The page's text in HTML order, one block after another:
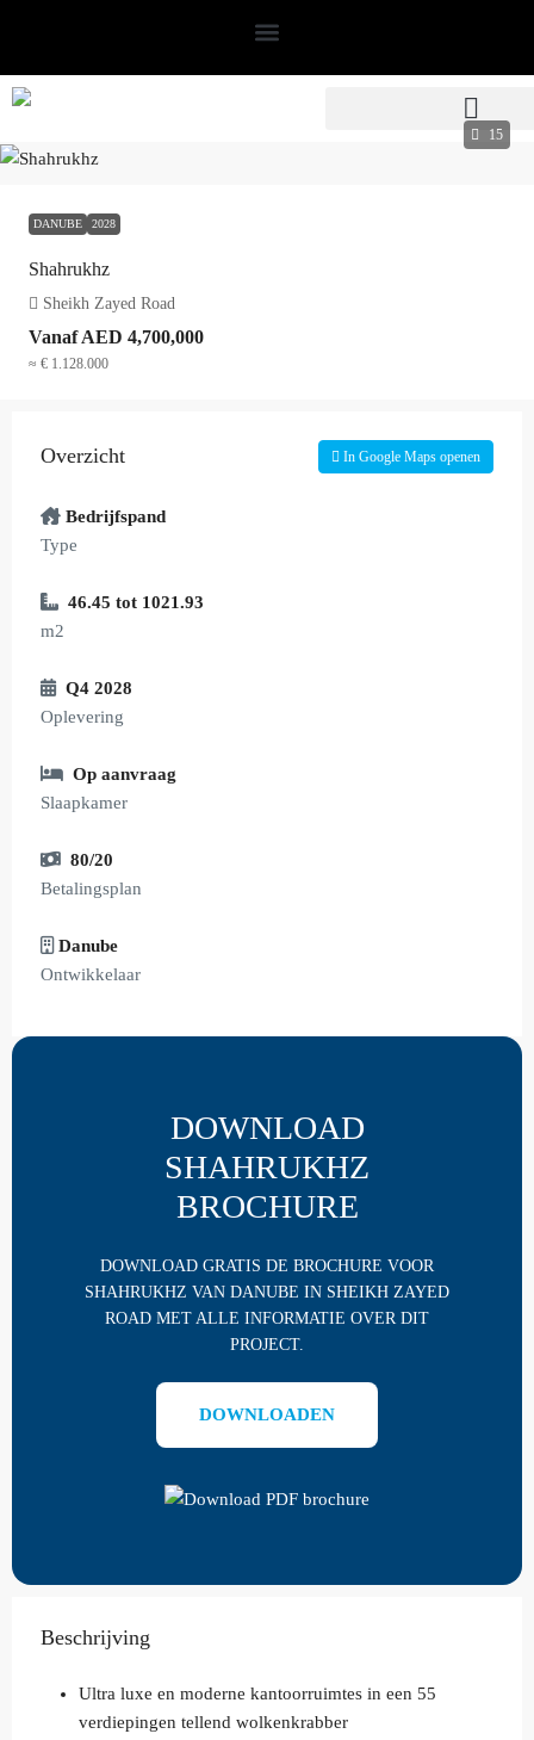
15
DANUBE 2028
Shahrukhz
Sheikh Zayed Road
VanafAED 4,700,000
≈ € 1.128.000
Overzicht In Google Maps openen
Bedrijfspand
Type
46.45 tot 1021.93
m2
Q4 2028
Oplevering
Op aanvraag
Slaapkamer
80/20
Betalingsplan
Danube
Ontwikkelaar
DOWNLOAD
SHAHRUKHZ
BROCHURE
DOWNLOAD GRATIS DE BROCHURE VOOR
SHAHRUKHZ VAN DANUBE IN SHEIKH ZAYED
ROAD MET ALLE INFORMATIE OVER DIT
PROJECT.
DOWNLOADEN
Beschrijving
Ultra luxe en moderne kantoorruimtes in een 55
verdiepingen tellend wolkenkrabber